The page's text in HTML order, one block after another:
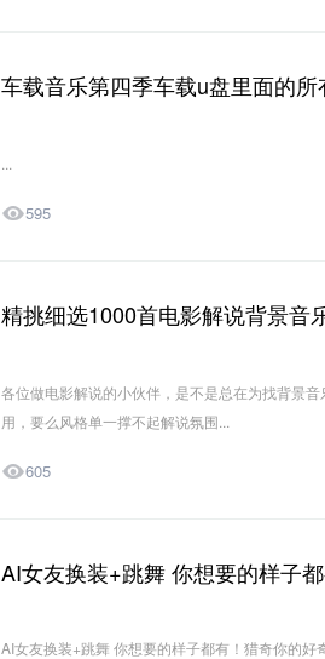
车载音乐第四季车载u盘里面的所
595
精挑细选1000首电影解说背景音
各位做电影解说的小伙伴，是不是总在为找背景
用，要么风格单一撑不起解说氛围...
605
AI女友换装+跳舞 你想要的样子
AI女友换装+跳舞 你想要的样子都有！猎奇你的好